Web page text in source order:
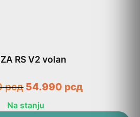
RS V2 volan
рсд 54.990 рсд
Na stanju